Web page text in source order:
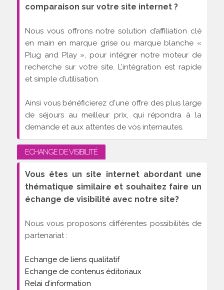
comparaison sur votre site internet ?
Nous vous offrons notre solution d’affiliation clé
en main en marque grise ou marque blanche «
Plug and Play », pour intégrer notre moteur de
recherche sur votre site. L’intégration est rapide
et simple d’utilisation.
Ainsi vous bénéficierez d'une offre des plus large
de séjours au meilleur prix, qui répondra à la
demande et aux attentes de vos internautes.
ECHANGE DE VISIBILITÉ
Vous êtes un site internet abordant une
thématique similaire et souhaitez faire un
échange de visibilité avec notre site?
Nous vous proposons différentes possibilités de
partenariat :
Echange de liens qualitatif
Echange de contenus éditoriaux
Relai d’information